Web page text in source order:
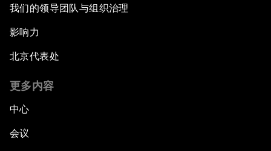
我们的领导团队与组织治理
影响力
北京代表处
更多内容
中心
会议